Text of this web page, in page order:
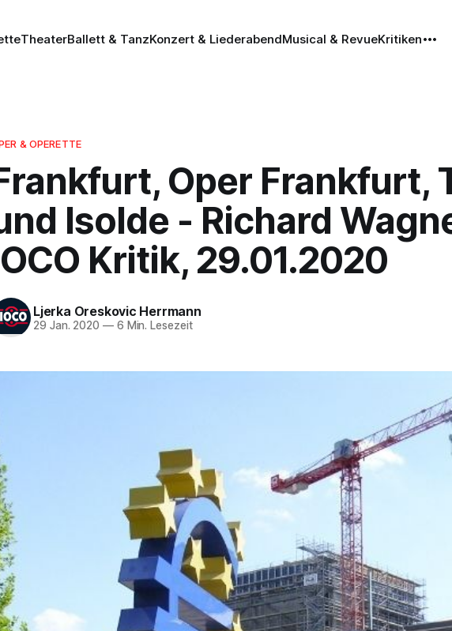
TheaterBallett & TanzKonzert & LiederabendMusical & RevueKritiken
& OPERETTE
Oper Frankfurt,
Isolde - Richard
Kritik, 29.01.2020
Ljerka Oreskovic Herrmann
29 Jan. 2020 —6 Min. Lesezeit